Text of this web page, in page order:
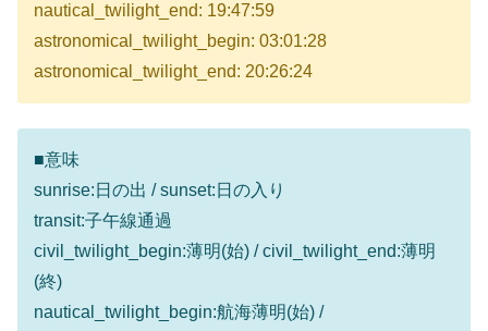
nautical_twilight_end: 19:47:59
astronomical_twilight_begin: 03:01:28
astronomical_twilight_end: 20:26:24
■意味
sunrise:日の出 / sunset:日の入り
transit:子午線通過
civil_twilight_begin:薄明(始) / civil_twilight_end:薄明
(終)
nautical_twilight_begin:航海薄明(始) /